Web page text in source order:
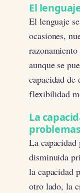
El
El lenguaje
ocasiones,
aunque se
capacidad de
flexibilidad
La
La capacidad
disminuida
la capacidad
otro lado, la